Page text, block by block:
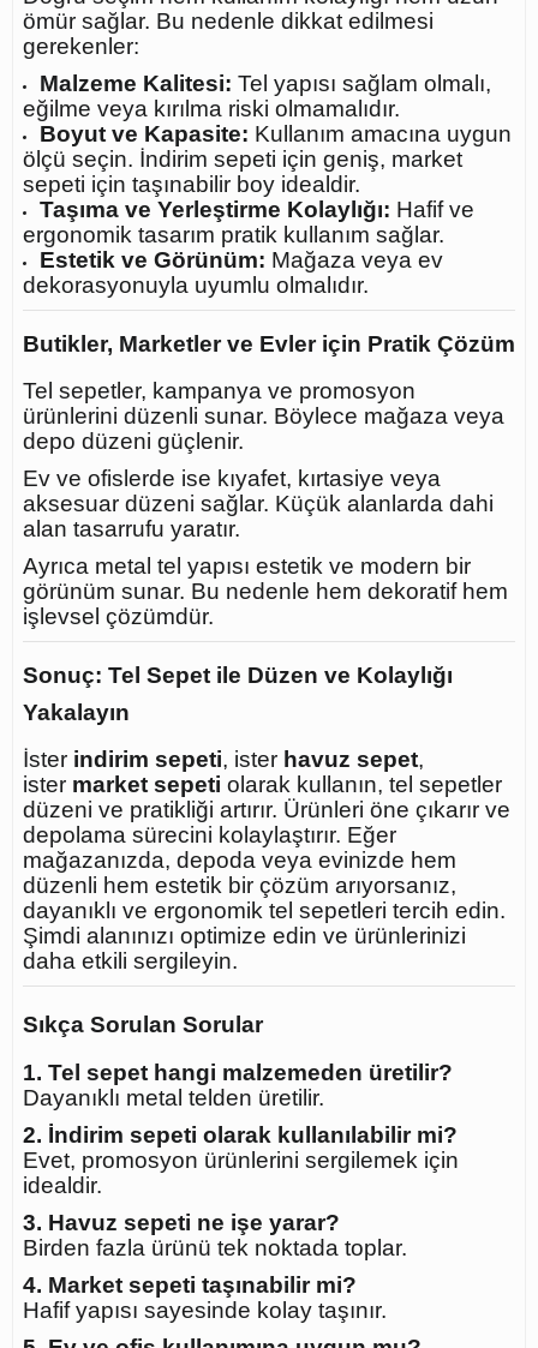
ömür sağlar. Bu nedenle dikkat edilmesi
gerekenler:
Malzeme Kalitesi: Tel yapısı sağlam olmalı,
eğilme veya kırılma riski olmamalıdır.
Boyut ve Kapasite: Kullanım amacına uygun
ölçü seçin. İndirim sepeti için geniş, market
sepeti için taşınabilir boy idealdir.
Taşıma ve Yerleştirme Kolaylığı: Hafif ve
ergonomik tasarım pratik kullanım sağlar.
Estetik ve Görünüm: Mağaza veya ev
dekorasyonuyla uyumlu olmalıdır.
Butikler, Marketler ve Evler için Pratik Çözüm
Tel sepetler, kampanya ve promosyon
ürünlerini düzenli sunar. Böylece mağaza veya
depo düzeni güçlenir.
Ev ve ofislerde ise kıyafet, kırtasiye veya
aksesuar düzeni sağlar. Küçük alanlarda dahi
alan tasarrufu yaratır.
Ayrıca metal tel yapısı estetik ve modern bir
görünüm sunar. Bu nedenle hem dekoratif hem
işlevsel çözümdür.
Sonuç: Tel Sepet ile Düzen ve Kolaylığı
Yakalayın
İster indirim sepeti, ister havuz sepet,
ister market sepeti olarak kullanın, tel sepetler
düzeni ve pratikliği artırır. Ürünleri öne çıkarır ve
depolama sürecini kolaylaştırır. Eğer
mağazanızda, depoda veya evinizde hem
düzenli hem estetik bir çözüm arıyorsanız,
dayanıklı ve ergonomik tel sepetleri tercih edin.
Şimdi alanınızı optimize edin ve ürünlerinizi
daha etkili sergileyin.
Sıkça Sorulan Sorular
1. Tel sepet hangi malzemeden üretilir?
Dayanıklı metal telden üretilir.
2. İndirim sepeti olarak kullanılabilir mi?
Evet, promosyon ürünlerini sergilemek için
idealdir.
3. Havuz sepeti ne işe yarar?
Birden fazla ürünü tek noktada toplar.
4. Market sepeti taşınabilir mi?
Hafif yapısı sayesinde kolay taşınır.